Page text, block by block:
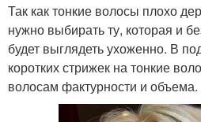
Так как тонкие волосы плохо
нужно выбирать ту, которая и
будет выглядеть ухоженно. В
коротких стрижек на тонкие
волосам фактурности и объема.